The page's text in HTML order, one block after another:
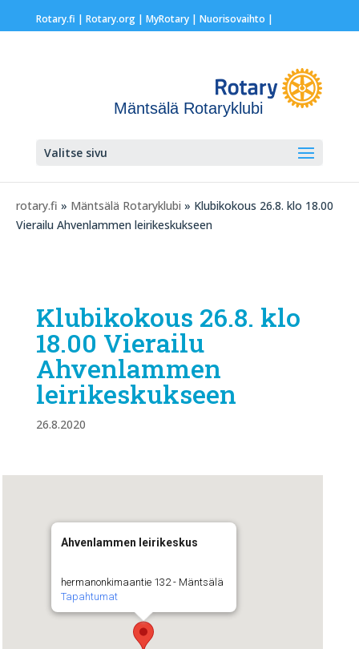
Rotary.fi | Rotary.org| MyRotary | Nuorisovaihto |
Mäntsälä Rotaryklubi
Valitse sivu
rotary.fi » Mäntsälä Rotaryklubi » Klubikokous 26.8. klo 18.00
Vierailu Ahvenlammen leirikeskukseen
Klubikokous 26.8. klo
18.00 Vierailu
Ahvenlammen
leirikeskukseen
26.8.2020
Ahvenlammen leirikeskus
hermanonkimaantie 132 - Mäntsälä
Tapahtumat